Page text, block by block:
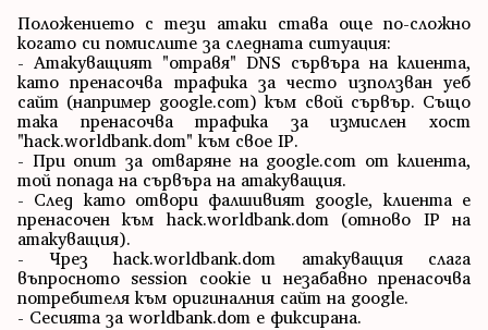
Положението с тези атаки става още по-сложно
когато си помислите за следната ситуация:
- Атакуващият "отравя" DNS сървъра на клиента,
като пренасочва трафика за често използван уеб
сайт (например google.com) към свой сървър. Също
така пренасочва трафика за измислен хост
"hack.worldbank.dom" към свое IP.
- При опит за отваряне на google.com от клиента,
той попада на сървъра на атакуващия.
- След като отвори фалшивият google, клиента е
пренасочен към hack.worldbank.dom (отново IP на
атакуващия).
- Чрез hack.worldbank.dom атакуващия слага
въпросното session cookie и незабавно пренасочва
потребителя към оригиналния сайт на google.
- Сесията за worldbank.dom е фиксирана.